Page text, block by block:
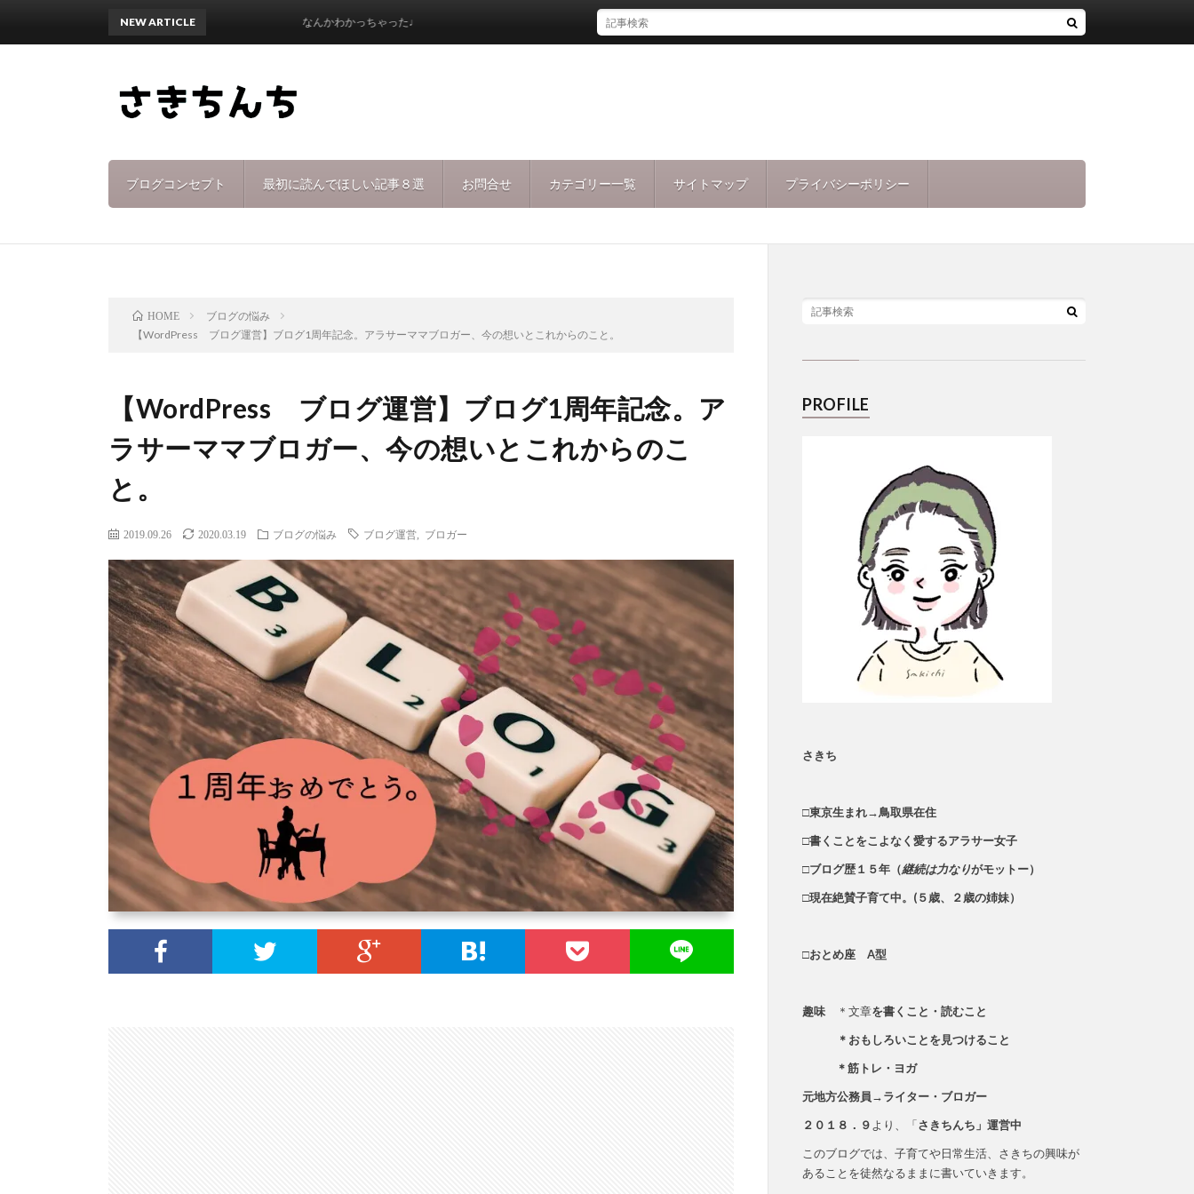
ブログコンセプト 最初に読んでほしい記事８選 お問合せ カテゴリー一覧 サイトマップ プライバシーポリシー
NEW ARTICLE なんかわかっちゃった♩
HOME
ブログの悩み
【WordPress ブログ運営】ブログ1周年記念。アラサーママブロガー、今の想いとこれからのこと。
【WordPress ブログ運営】ブログ1周年記念。ア
ラサーママブロガー、今の想いとこれからのこ
と。
2019.09.26 2020.03.19 ブログの悩み ブログ運営 ブロガー
PROFILE
さきち
□東京生まれ→鳥取県在住
□書くことをこよなく愛するアラサー女子
□ブログ歴１５年（継続は力なりがモットー）
□現在絶賛子育て中。(５歳、２歳の姉妹）
□おとめ座 A型
趣味 ＊文章を書くこと・読むこと
＊おもしろいことを見つけること
＊筋トレ・ヨガ
元地方公務員→ライター・ブロガー
２０１８．９ より、「さきちんち」運営中
このブログでは、子育てや日常生活、さきちの興味が
あることを徒然なるままに書いていきます。